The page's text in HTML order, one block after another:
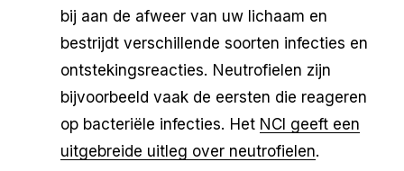
bij aan de afweer van uw lichaam en
bestrijdt verschillende soorten infecties en
ontstekingsreacties. Neutrofielen zijn
bijvoorbeeld vaak de eersten die reageren
op bacteriële infecties. Het NCI geeft een
uitgebreide uitleg over neutrofielen.